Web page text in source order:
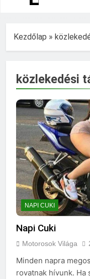
Kezdőlap »
közlekedési
NAPI CUKI
Napi Cuki
Motorosok Világa
Minden napra
rovatnak hívunk.